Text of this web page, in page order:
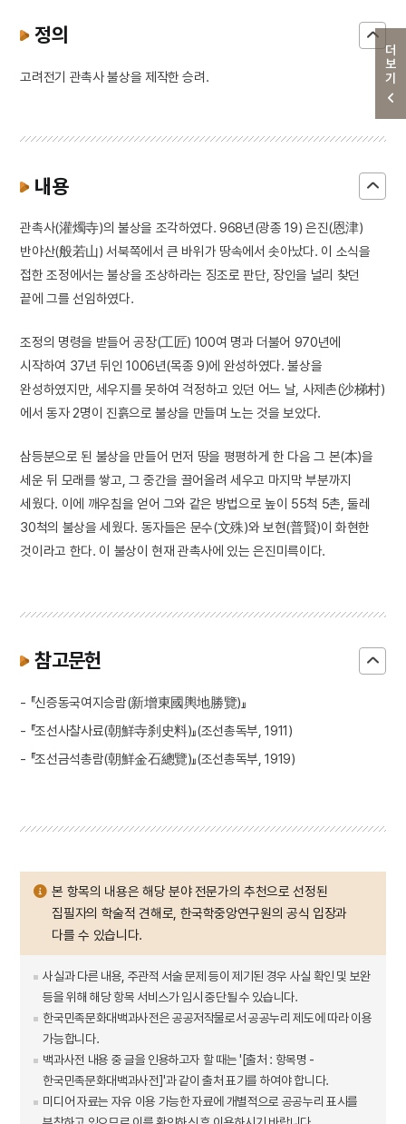
더보기
정의
고려전기 관촉사 불상을 제작한 승려.
내용
관촉사(灌燭寺)의 불상을 조각하였다. 968년(광종 19) 은진(恩津)
반야산(般若山) 서북쪽에서 큰 바위가 땅속에서 솟아났다. 이 소식을
접한 조정에서는 불상을 조상하라는 징조로 판단, 장인을 널리 찾던
끝에 그를 선임하였다.
조정의 명령을 받들어 공장(工匠) 100여 명과 더불어 970년에
시작하여 37년 뒤인 1006년(목종 9)에 완성하였다. 불상을
완성하였지만, 세우지를 못하여 걱정하고 있던 어느 날, 사제촌(沙梯村)
에서 동자 2명이 진흙으로 불상을 만들며 노는 것을 보았다.
삼등분으로 된 불상을 만들어 먼저 땅을 평평하게 한 다음 그 본(本)을
세운 뒤 모래를 쌓고, 그 중간을 끌어올려 세우고 마지막 부분까지
세웠다. 이에 깨우침을 얻어 그와 같은 방법으로 높이 55척 5촌, 둘레
30척의 불상을 세웠다. 동자들은 문수(文殊)와 보현(普賢)이 화현한
것이라고 한다. 이 불상이 현재 관촉사에 있는 은진미륵이다.
참고문헌
- 『신증동국여지승람(新增東國輿地勝覽)』
- 『조선사찰사료(朝鮮寺刹史料)』(조선총독부, 1911)
- 『조선금석총람(朝鮮金石總覽)』(조선총독부, 1919)
본 항목의 내용은 해당 분야 전문가의 추천으로 선정된
집필자의 학술적 견해로, 한국학중앙연구원의 공식 입장과
다를 수 있습니다.
사실과 다른 내용, 주관적 서술 문제 등이 제기된 경우 사실 확인 및 보완
등을 위해 해당 항목 서비스가 임시 중단될 수 있습니다.
한국민족문화대백과사전은 공공저작물로서 공공누리 제도에 따라 이용
가능합니다.
백과사전 내용 중 글을 인용하고자 할 때는 '[출처 : 항목명 -
한국민족문화대백과사전]'과 같이 출처 표기를 하여야 합니다.
미디어 자료는 자유 이용 가능한 자료에 개별적으로 공공누리 표시를